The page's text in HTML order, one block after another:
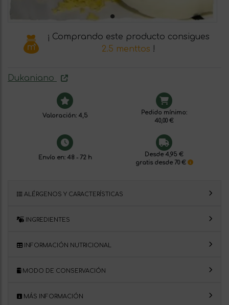
¡ Comprando este producto consigues
2.5 menttos !
Dukaniano
Valoración: 4,5
Pedido mínimo:
40,00 €
Envío en: 48 - 72 h
Desde 4,95 €
gratis desde 70 €
ALÉRGENOS Y CARACTERÍSTICAS
INGREDIENTES
INFORMACIÓN NUTRICIONAL
MODO DE CONSERVACIÓN
MÁS INFORMACIÓN